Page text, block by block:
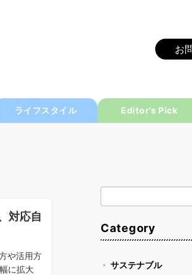
お
ライフスタイル Editor’s Pick
対応自
や活用方
に拡大
索
Category
サステナブル